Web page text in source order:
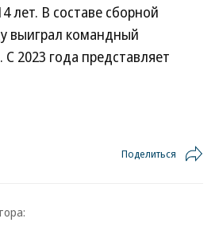
лет. В составе сборной
выиграл командный
2023 года представляет
Поделиться